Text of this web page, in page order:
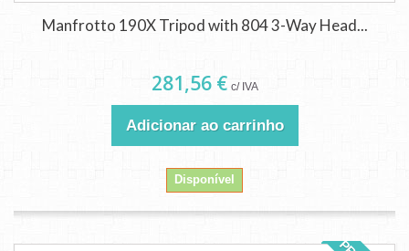
Manfrotto 190X Tripod with 804 3-Way Head...
281,56 € c/ IVA
Adicionar ao carrinho
Disponível